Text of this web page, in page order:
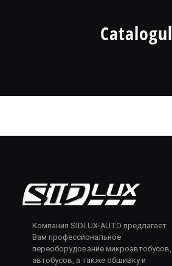
Catalogul
Компания SIDLUX-AUTO предлагает
Вам профессиональное
переоборудование микроавтобусов,
автобусов, а также обшивку и